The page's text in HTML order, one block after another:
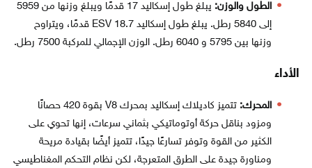
الطول والوزن:
يبلغ طول إسكاليد 17 قدمًا ويبلغ وزنها من 5959
إلى 5840 رطل. يبلغ طول إسكاليد ESV 18.7 قدمًا، ويتراوح
وزنها بين 5795 و 6040 رطل. الوزن الإجمالي للمركبة 7500 رطل.
الأداء
المحرك:
تتميز كاديلاك إسكاليد بمحرك V8 بقوة 420 حصانًا
ومزود بناقل حركة أوتوماتيكي بثماني سرعات، إنها تحوي على
الكثير من القوة وتوفر تسارعًا جيدًا، تتميز أيضًا بقيادة مريحة
ومناورة جيدة على الطرق المتعرجة، لكن نظام التحكم المغناطيسي